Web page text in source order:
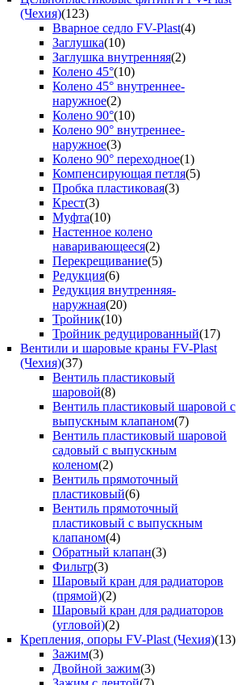
(Чехия)(123)
Вварное седло FV-Plast(4)
Заглушка(10)
Заглушка внутренняя(2)
Колено 45°(10)
Колено 45° внутреннее-
наружное(2)
Колено 90°(10)
Колено 90° внутреннее-
наружное(3)
Колено 90° переходное(1)
Компенсирующая петля(5)
Пробка пластиковая(3)
Крест(3)
Муфта(10)
Настенное колено
наваривающееся(2)
Перекрещивание(5)
Редукция(6)
Редукция внутренняя-
наружная(20)
Тройник(10)
Тройник редуцированный(17)
Вентили и шаровые краны FV-Plast
(Чехия)(37)
Вентиль пластиковый
шаровой(8)
Вентиль пластиковый шаровой с
выпускным клапаном(7)
Вентиль пластиковый шаровой
садовый с выпускным
коленом(2)
Вентиль прямоточный
пластиковый(6)
Вентиль прямоточный
пластиковый с выпускным
клапаном(4)
Обратный клапан(3)
Фильтр(3)
Шаровый кран для радиаторов
(прямой)(2)
Шаровый кран для радиаторов
(угловой)(2)
Крепления, опоры FV-Plast (Чехия)(13)
Зажим(3)
Двойной зажим(3)